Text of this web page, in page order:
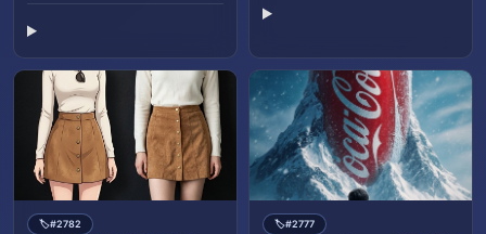
🏷️#2782 🏷️#2777